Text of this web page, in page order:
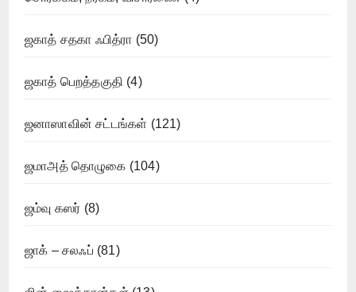
ஜகாத் சதகா ஃபித்ரா (50)
ஜகாத் பெறத்தகுதி (4)
ஜனாஸாவின் சட்டங்கள் (121)
ஜமாஅத் தொழுகை (104)
ஜம்வு கஸர் (8)
ஜாக் – சலஃப் (81)